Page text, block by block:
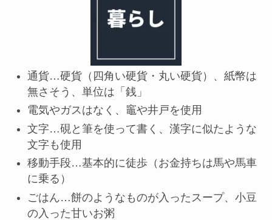
通貨…硬貨（四角い硬貨・丸い硬貨）、紙幣は
無さそう、単位は「銭」
電気やガスはなく、竈や井戸を使用
文字…硯と筆を使って書く、漢字に似たような
文字も使用
移動手段…基本的に徒歩（お金持ちは馬や馬車
に乗る）
ごはん…餅のようなものが入ったスープ、小豆
の入った甘いお粥